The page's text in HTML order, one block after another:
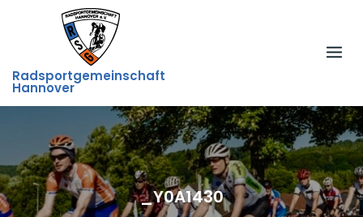
Radsportgemeinschaft
Hannover
_Y0A1430